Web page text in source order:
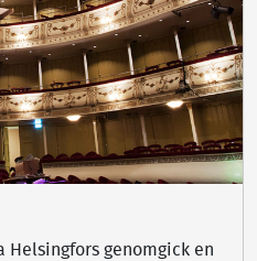
Helsingfors genomgick en